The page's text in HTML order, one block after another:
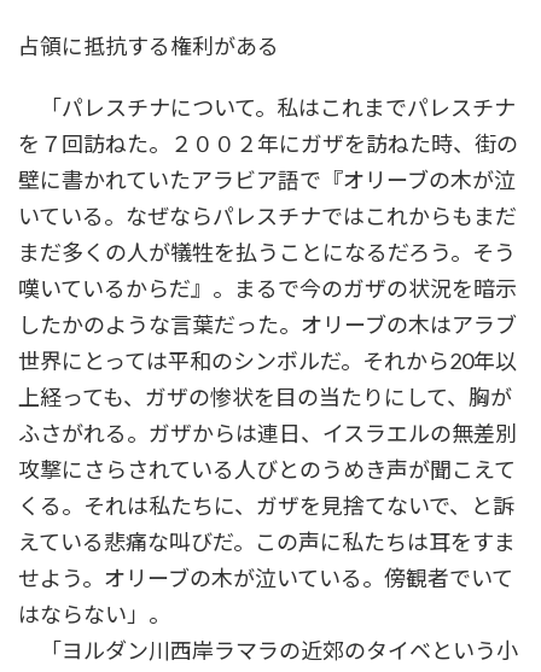
占領に抵抗する権利がある
「パレスチナについて。私はこれまでパレスチナ
を７回訪ねた。２００２年にガザを訪ねた時、街の
壁に書かれていたアラビア語で『オリーブの木が泣
いている。なぜならパレスチナではこれからもまだ
まだ多くの人が犠牲を払うことになるだろう。そう
嘆いているからだ』。まるで今のガザの状況を暗示
したかのような言葉だった。オリーブの木はアラブ
世界にとっては平和のシンボルだ。それから20年以
上経っても、ガザの惨状を目の当たりにして、胸が
ふさがれる。ガザからは連日、イスラエルの無差別
攻撃にさらされている人びとのうめき声が聞こえて
くる。それは私たちに、ガザを見捨てないで、と訴
えている悲痛な叫びだ。この声に私たちは耳をすま
せよう。オリーブの木が泣いている。傍観者でいて
はならない」。
「ヨルダン川西岸ラマラの近郊のタイベという小